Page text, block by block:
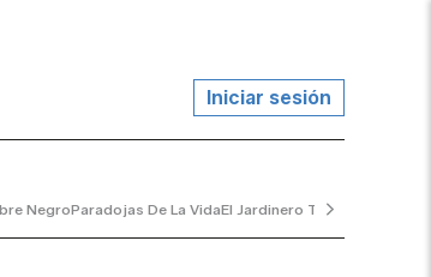
Iniciar sesión
NegroParadojas De La VidaEl Jardinero Tranquilo